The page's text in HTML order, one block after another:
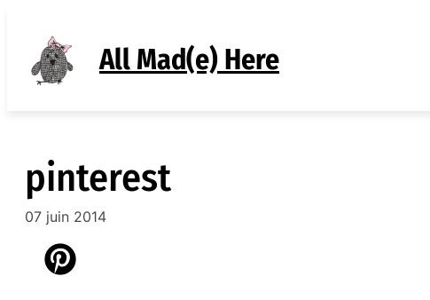
contenu
All Mad(e) Here
pinterest
07 juin 2014